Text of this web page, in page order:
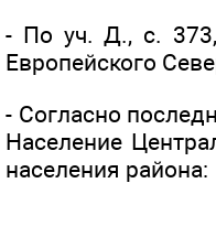
- По уч. Д., с. 373,
Европейского
- Согласно
Население
населения района: